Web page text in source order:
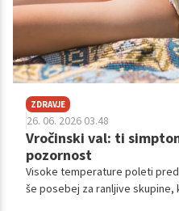
ZDRAVJE
26. 06. 2026 03.48
Vročinski val: ti
pozornost
Visoke temperature poleti
še posebej za ranljive